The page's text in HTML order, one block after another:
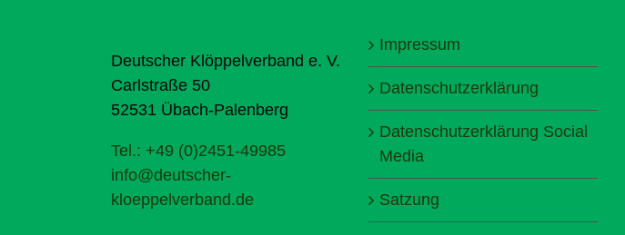
Deutscher Klöppelverband e. V.
Carlstraße 50
52531 Übach-Palenberg
Tel.: +49 (0)2451-49985
info@deutscher-
kloeppelverband.de
Impressum
Datenschutzerklärung
Datenschutzerklärung Social
Media
Satzung